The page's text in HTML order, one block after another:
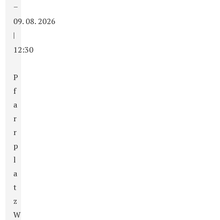
–
09. 08. 2026
|
12:30
P
f
a
r
r
p
l
a
t
z
W